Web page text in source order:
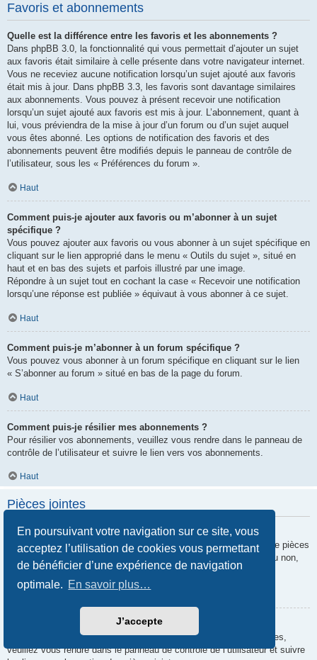
En poursuivant votre navigation sur ce site, vous
acceptez l’utilisation de cookies vous permettant
de bénéficier d’une expérience de navigation
optimale. En savoir plus…
J’accepte
Favoris et abonnements
Quelle est la différence entre les favoris et les abonnements ?
Dans phpBB 3.0, la fonctionnalité qui vous permettait d’ajouter un sujet
aux favoris était similaire à celle présente dans votre navigateur internet.
Vous ne receviez aucune notification lorsqu’un sujet ajouté aux favoris
était mis à jour. Dans phpBB 3.3, les favoris sont davantage similaires
aux abonnements. Vous pouvez à présent recevoir une notification
lorsqu’un sujet ajouté aux favoris est mis à jour. L’abonnement, quant à
lui, vous préviendra de la mise à jour d’un forum ou d’un sujet auquel
vous êtes abonné. Les options de notification des favoris et des
abonnements peuvent être modifiés depuis le panneau de contrôle de
l’utilisateur, sous les « Préférences du forum ».
Haut
Comment puis-je ajouter aux favoris ou m’abonner à un sujet
spécifique ?
Vous pouvez ajouter aux favoris ou vous abonner à un sujet spécifique en
cliquant sur le lien approprié dans le menu « Outils du sujet », situé en
haut et en bas des sujets et parfois illustré par une image.
Répondre à un sujet tout en cochant la case « Recevoir une notification
lorsqu’une réponse est publiée » équivaut à vous abonner à ce sujet.
Haut
Comment puis-je m’abonner à un forum spécifique ?
Vous pouvez vous abonner à un forum spécifique en cliquant sur le lien
« S’abonner au forum » situé en bas de la page du forum.
Haut
Comment puis-je résilier mes abonnements ?
Pour résilier vos abonnements, veuillez vous rendre dans le panneau de
contrôle de l’utilisateur et suivre le lien vers vos abonnements.
Haut
Pièces jointes
Quelles pièces jointes sont autorisées sur ce forum ?
Chaque administrateur peut autoriser ou interdire certains types de pièces
jointes. Si vous n’êtes pas certain de savoir ce qui est autorisé ou non,
nous vous invitons à contacter un administrateur du forum.
Comment puis-je retrouver toutes mes pièces jointes ?
Pour retrouver la liste des pièces jointes que vous avez transférées,
veuillez vous rendre dans le panneau de contrôle de l’utilisateur et suivre